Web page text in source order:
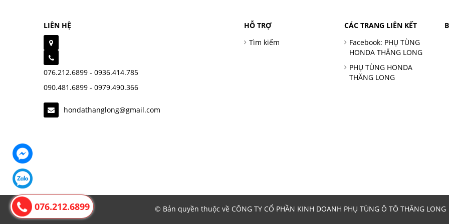
LIÊN HỆ
076.212.6899 - 0936.414.785
090.481.6899 - 0979.490.366
hondathanglong@gmail.com
HỖ TRỢ
Tìm kiếm
CÁC TRANG LIÊN KẾT
Facebook: PHỤ TÙNG
HONDA THĂNG LONG
PHỤ TÙNG HONDA
THĂNG LONG
© Bản quyền thuộc về CÔNG TY CỔ PHẦN KINH DOANH PHỤ TÙNG Ô TÔ THĂNG
076.212.6899